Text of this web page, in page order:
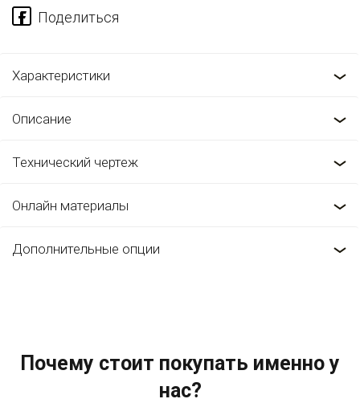
Характеристики
Описание
Технический чертеж
Онлайн материалы
Дополнительные опции
Почему стоит покупать именно у
нас?